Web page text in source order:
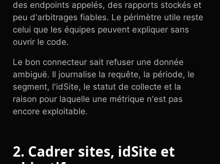
des endpoints appelés, des rapports stockés et
peu d'arbitrages fiables. Le périmètre utile reste
celui que les équipes peuvent expliquer sans
ouvrir le code.
Le bon connecteur sait refuser une donnée
ambiguë. Il journalise la requête, la période, le
segment, l'idSite, le statut de collecte et la
raison pour laquelle une métrique n'est pas
encore exploitable.
2. Cadrer sites, idSite et